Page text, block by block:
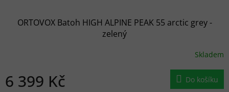
ORTOVOX Batoh HIGH ALPINE PEAK 55 arctic grey -
zelený
Skladem
6 399 Kč Do košíku